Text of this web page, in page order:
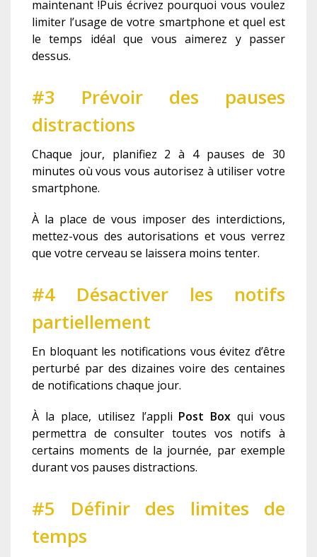
maintenant !Puis écrivez pourquoi vous voulez
limiter l’usage de votre smartphone et quel est
le temps idéal que vous aimerez y passer
dessus.
#3 Prévoir des pauses
distractions
Chaque jour, planifiez 2 à 4 pauses de 30
minutes où vous vous autorisez à utiliser votre
smartphone.
À la place de vous imposer des interdictions,
mettez-vous des autorisations et vous verrez
que votre cerveau se laissera moins tenter.
#4 Désactiver les notifs
partiellement
En bloquant les notifications vous évitez d’être
perturbé par des dizaines voire des centaines
de notifications chaque jour.
À la place, utilisez l’appli Post Box qui vous
permettra de consulter toutes vos notifs à
certains moments de la journée, par exemple
durant vos pauses distractions.
#5 Définir des limites de
temps